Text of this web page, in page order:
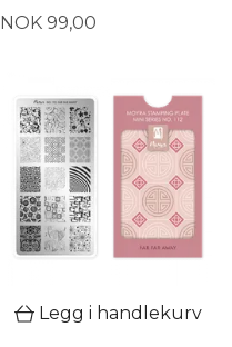
NOK 99,00
Legg i handlekurv